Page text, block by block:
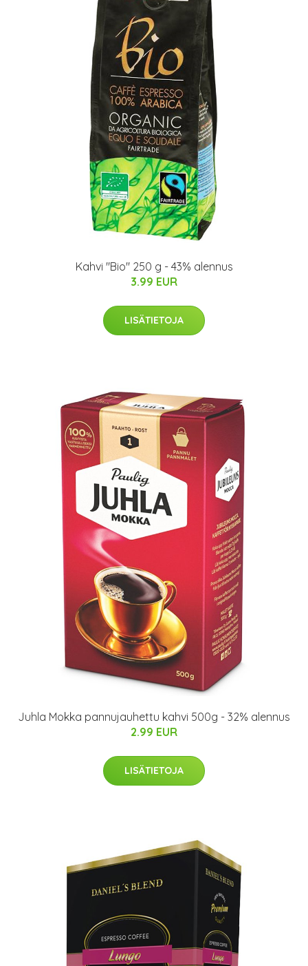
Kahvi "Bio" 250 g - 43% alennus
3.99 EUR
LISÄTIETOJA
Juhla Mokka pannujauhettu kahvi 500g - 32% alennus
2.99 EUR
LISÄTIETOJA